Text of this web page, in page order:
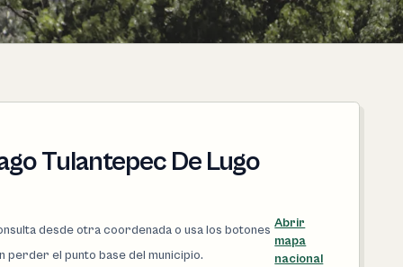
Tulantepec De Lugo
desde otra coordenada o usa los botones
el punto base del municipio.
Abrir
mapa
nacional